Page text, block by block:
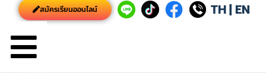
สมัครเรียนออนไลน์ TH| EN